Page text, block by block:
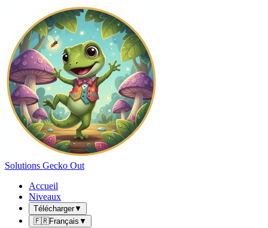
Solutions Gecko Out
Accueil
Niveaux
Télécharger▼
🇫🇷Français ▼